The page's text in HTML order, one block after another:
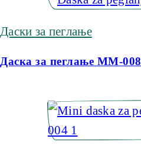
Даски за пеглање
Даска за пеглање MM-008